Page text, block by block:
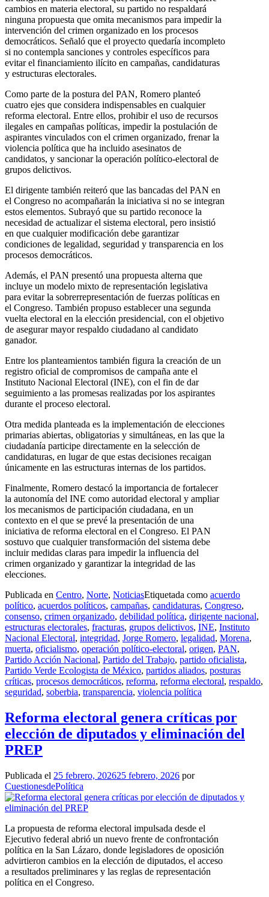
cambios en materia electoral, su partido no respaldará
ninguna propuesta que omita mecanismos para impedir la
intervención del crimen organizado en los procesos
democráticos. Señaló que el proyecto quedaría incompleto
si no contempla sanciones y controles específicos para
evitar el financiamiento ilícito en campañas, candidaturas
y estructuras electorales.
Como parte de la postura del PAN, Romero planteó
cuatro ejes que considera indispensables en cualquier
reforma electoral. Entre ellos, prohibir el uso de recursos
ilegales en campañas políticas, impedir la postulación de
aspirantes vinculados con el crimen organizado, frenar la
violencia política que ha incluido asesinatos de
candidatos, y sancionar la operación político-electoral de
grupos delictivos.
El dirigente también reiteró que las bancadas del PAN en
el Congreso no acompañarán la iniciativa si no se integran
estos elementos. Subrayó que su partido reconoce la
necesidad de actualizar el sistema electoral, pero insistió
en que cualquier modificación debe garantizar
condiciones de legalidad, seguridad y transparencia en los
procesos democráticos.
Además, el PAN presentó una propuesta alterna que
incluye un modelo mixto de representación legislativa
para evitar la sobrerrepresentación de fuerzas políticas en
el Congreso. También propuso establecer una segunda
vuelta electoral en la elección presidencial, con el objetivo
de asegurar mayor respaldo ciudadano al candidato
ganador.
Entre los planteamientos también figura la creación de un
registro oficial de compromisos de campaña ante el
Instituto Nacional Electoral (INE), con el fin de dar
seguimiento a las promesas realizadas por los aspirantes
durante el proceso electoral.
Otra medida planteada es la implementación de elecciones
primarias abiertas, obligatorias y simultáneas, en las que la
ciudadanía participe directamente en la selección de
candidaturas, en lugar de que estas decisiones recaigan
únicamente en las estructuras internas de los partidos.
Finalmente, Romero destacó la importancia de fortalecer
la autonomía del INE como autoridad electoral y ampliar
los mecanismos de participación ciudadana, en un
contexto en el que se prevé la presentación de una
iniciativa de reforma electoral en el Congreso. El PAN
sostuvo que cualquier transformación del sistema debe
incluir medidas claras para impedir la influencia del
crimen organizado y garantizar la integridad de las
elecciones.
Publicada en Centro, Norte, NoticiasEtiquetada como acuerdo
político, acuerdos políticos, campañas, candidaturas, Congreso,
consenso, crimen organizado, debilidad política, dirigente nacional,
estructuras electorales, fracturas, grupos delictivos, INE, Instituto
Nacional Electoral, integridad, Jorge Romero, legalidad, Morena,
muerta, oficialismo, operación político-electoral, origen, PAN,
Partido Acción Nacional, Partido del Trabajo, partido oficialista,
Partido Verde Ecologista de México, partidos aliados, posturas
críticas, procesos democráticos, reforma, reforma electoral, respaldo,
seguridad, soberbia, transparencia, violencia política
Reforma electoral genera críticas por
elección de diputados y eliminación del
PREP
Publicada el 25 febrero, 202625 febrero, 2026 por
CuestionesdePolítica
La propuesta de reforma electoral impulsada desde el
Ejecutivo federal abrió un nuevo frente de confrontación
política en la San Lázaro, donde legisladores de oposición
advirtieron cambios en la elección de diputados, el acceso
a resultados preliminares y las reglas de representación
política en el Congreso.